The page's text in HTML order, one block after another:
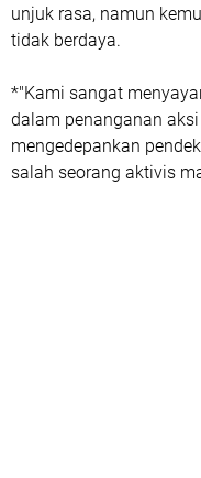
unjuk rasa, namun
tidak berdaya.
*"Kami sangat
dalam penanganan
mengedepankan
salah seorang aktivis